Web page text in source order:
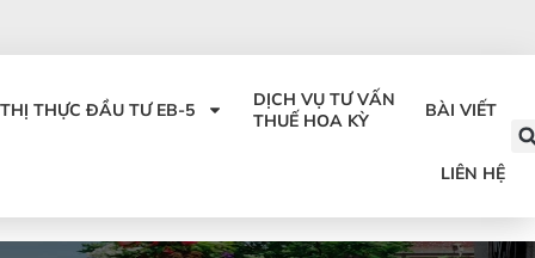
THỊ THỰC ĐẦU TƯ EB-5
DỊCH VỤ TƯ VẤN
THUẾ HOA KỲ
BÀI VIẾT
LIÊN HỆ